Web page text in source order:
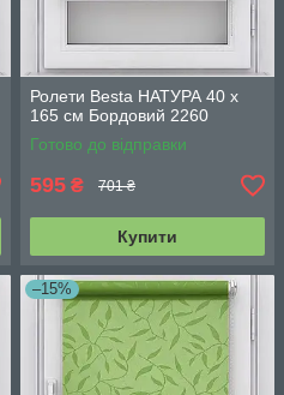
Ролети Besta НАТУРА 40 х
165 см Бордовий 2260
Готово до відправки
595 ₴ 701 ₴
Купити
–15%